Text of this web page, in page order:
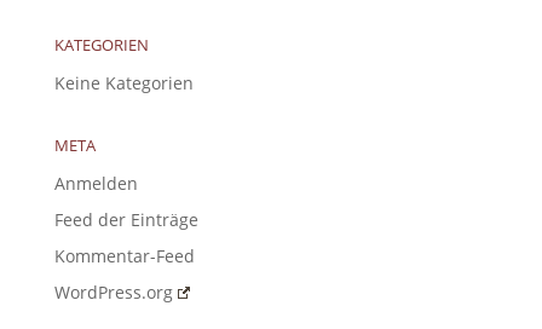
KATEGORIEN
Keine Kategorien
META
Anmelden
Feed der Einträge
Kommentar-Feed
WordPress.org